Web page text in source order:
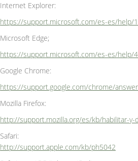
Internet Explorer:
https://support.microsoft.com/es-es/help/
Microsoft Edge;
https://support.microsoft.com/es-es/help/
Google Chrome:
https://support.google.com/chrome/
Mozilla Firefox:
http://support.mozilla.org/es/kb/habilitar-
Safari:
http://support.apple.com/kb/ph5042